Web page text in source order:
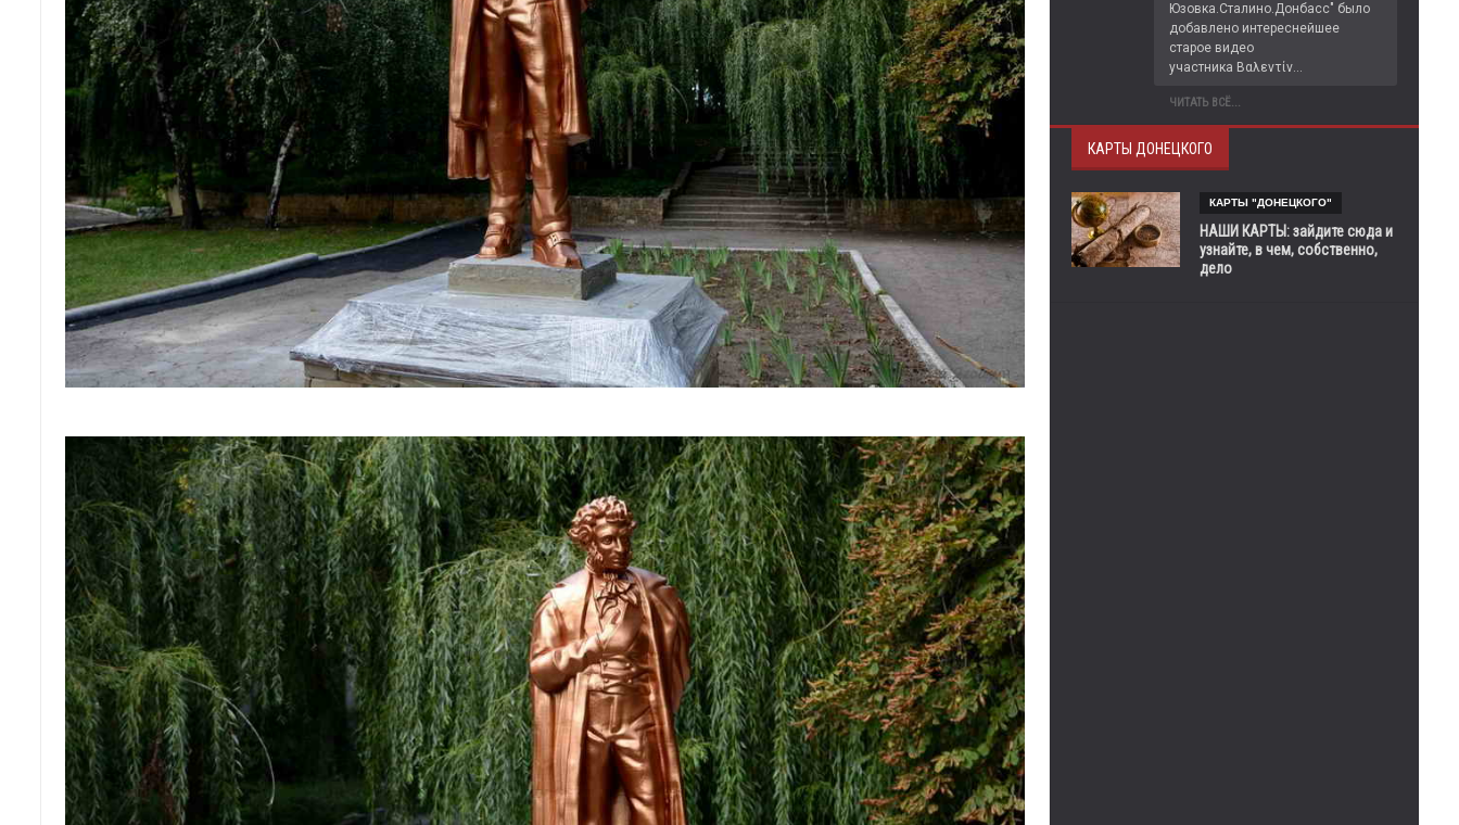
Юзовка.Сталино.Донбасс" было
добавлено интереснейшее
старое видео
участника Βαλεντίν...
ЧИТАТЬ ВСЁ...
КАРТЫ ДОНЕЦКОГО
КАРТЫ "ДОНЕЦКОГО"
НАШИ КАРТЫ: зайдите сюда и
узнайте, в чем, собственно,
дело